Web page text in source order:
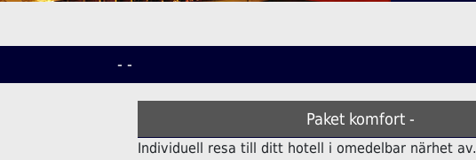
- -
Paket komfort -
Individuell resa till ditt hotell i omedelbar närhet av.